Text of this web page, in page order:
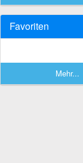
Favoriten
Mehr...